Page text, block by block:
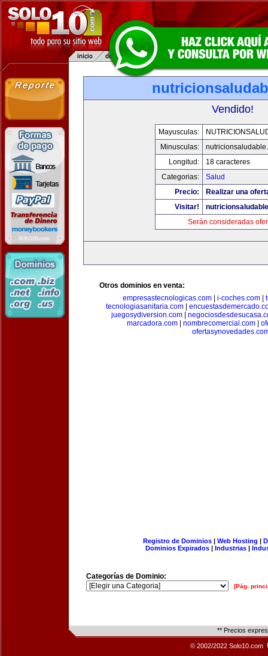
Vendido!
Mayusculas:
Minusculas:
Longitud:
18 caracteres
Categorias:
Salud
Precio:
Realizar una
Visitar!
Serán consideradas
Otros dominios en venta:
empresastecnologicas.com
i-coches.com
tecnologiasanitaria.com|
juegosydiversion.com
marcadora.com| nombrecomercial.com|
Registro de Dominios| Web Hosting |
Dominios Expirados | Industrias |
Categorías de Dominio:
[Pág.
** Precios
© 2002/2022 Solo10.com